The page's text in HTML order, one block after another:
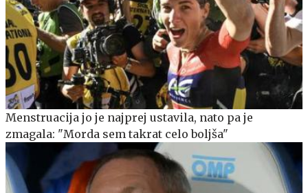
Menstruacija jo je najprej ustavila, nato pa je
zmagala: "Morda sem takrat celo boljša"